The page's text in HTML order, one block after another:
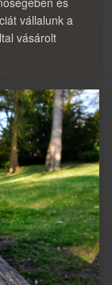
vállalunk a
vásárolt